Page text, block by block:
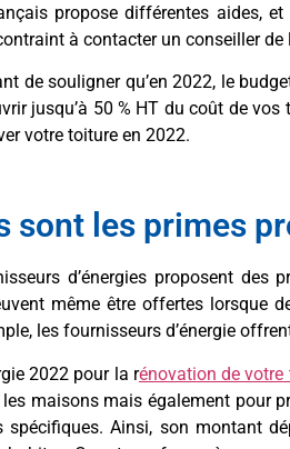
propose différentes aides,
à contacter un conseiller
de souligner qu’en 2022, le
jusqu’à 50 % HT du coût de
votre toiture en 2022.
sont les primes
d’énergies proposent
même être offertes lorsque
les fournisseurs d’énergie
2022 pour la rénovation de votre
les maisons mais également pour
spécifiques. Ainsi, son montant